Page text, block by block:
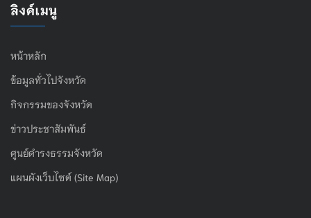
ลิงค์เมนู
หน้าหลัก
ข้อมูลทั่วไปจังหวัด
กิจกรรมของจังหวัด
ข่าวประชาสัมพันธ์
ศูนย์ดำรงธรรมจังหวัด
แผนผังเว็บไซต์ (Site Map)